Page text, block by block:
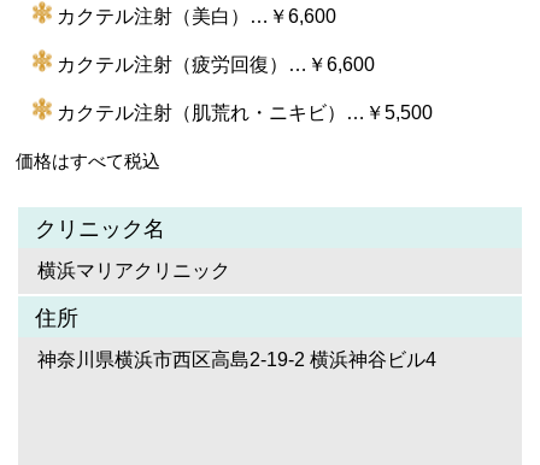
カクテル注射（美白）…￥6,600
カクテル注射（疲労回復）…￥6,600
カクテル注射（肌荒れ・ニキビ）…￥5,500
価格はすべて税込
クリニック名
横浜マリアクリニック
住所
神奈川県横浜市西区高島2-19-2 横浜神谷ビル4